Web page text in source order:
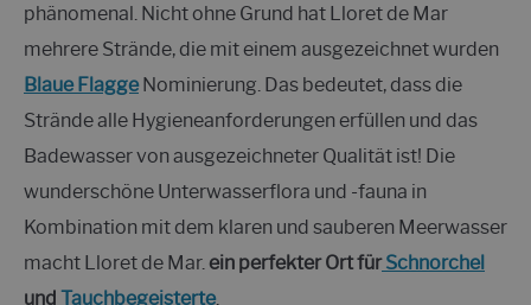
phänomenal. Nicht ohne Grund hat Lloret de Mar
mehrere Strände, die mit einem ausgezeichnet wurden
Blaue FlaggeNominierung. Das bedeutet, dass die
Strände alle Hygieneanforderungen erfüllen und das
Badewasser von ausgezeichneter Qualität ist! Die
wunderschöne Unterwasserflora und -fauna in
Kombination mit dem klaren und sauberen Meerwasser
macht Lloret de Mar. ein perfekter Ort fürSchnorchel
und Tauchbegeisterte.